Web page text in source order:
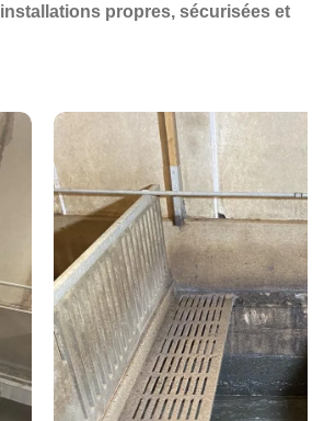
installations propres, sécurisées et